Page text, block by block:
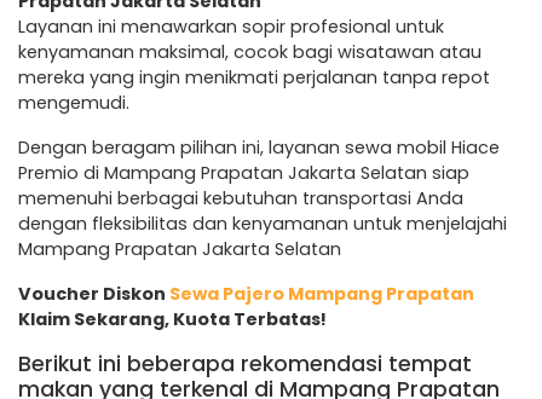
Layanan ini menawarkan sopir profesional untuk
kenyamanan maksimal, cocok bagi wisatawan atau
mereka yang ingin menikmati perjalanan tanpa repot
mengemudi.
Dengan beragam pilihan ini, layanan sewa mobil Hiace
Premio di Mampang Prapatan Jakarta Selatan siap
memenuhi berbagai kebutuhan transportasi Anda
dengan fleksibilitas dan kenyamanan untuk menjelajahi
Mampang Prapatan Jakarta Selatan
Voucher Diskon Sewa Pajero Mampang Prapatan
Klaim Sekarang, Kuota Terbatas!
Berikut ini beberapa rekomendasi tempat
makan yang terkenal di Mampang Prapatan